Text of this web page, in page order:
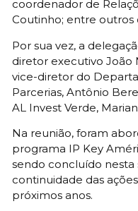
coordenador de
Coutinho; entre outros
Por sua vez, a
diretor executivo João
vice-diretor do
Parcerias, Antônio
AL Invest Verde,
Na reunião, foram
programa IP Key
sendo concluído
continuidade das
próximos anos.